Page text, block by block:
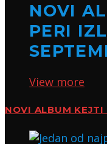
NOVI
PERI
View more
NOVI ALBUM KEJTI